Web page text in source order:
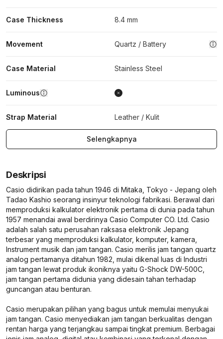
Case Thickness 8.4 mm
Movement Quartz / Battery
Case Material Stainless Steel
Luminous
Strap Material Leather / Kulit
Selengkapnya
Deskripsi
Casio didirikan pada tahun 1946 di Mitaka, Tokyo - Jepang oleh
Tadao Kashio seorang insinyur teknologi fabrikasi. Berawal dari
memproduksi kalkulator elektronik pertama di dunia pada tahun
1957 menandai awal berdirinya Casio Computer CO. Ltd. Casio
adalah salah satu perusahan raksasa elektronik Jepang
terbesar yang memproduksi kalkulator, komputer, kamera,
Instrument musik dan jam tangan. Casio merilis jam tangan quartz
analog pertamanya ditahun 1982, mulai dikenal luas di Industri
jam tangan lewat produk ikoniknya yaitu G-Shock DW-500C,
jam tangan pertama didunia yang didesain tahan terhadap
guncangan atau benturan.
Casio merupakan pilihan yang bagus untuk memulai menyukai
jam tangan. Casio menyediakan jam tangan berkualitas dengan
rentan harga yang terjangkau sampai tingkat premium. Berbagai